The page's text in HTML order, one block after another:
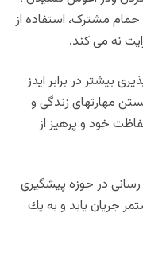
مشترک، استفاده از
نه می کند.
بیشتر در برابر ایدز
مهارتهای زندگی و
خود و پرهیز از
رسانی در حوزه پیشگیری
جریان یابد و به یك